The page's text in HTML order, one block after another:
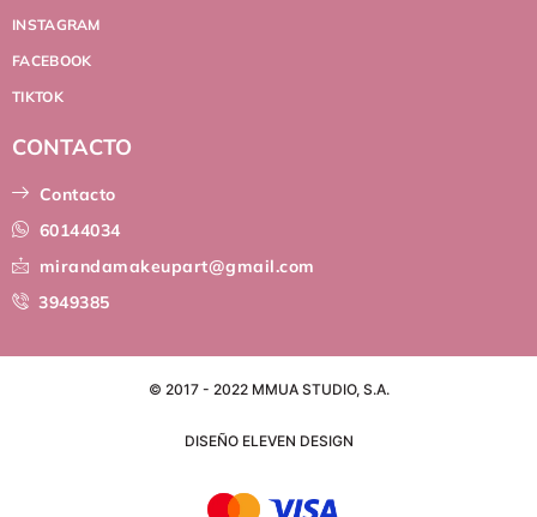
INSTAGRAM
FACEBOOK
TIKTOK
CONTACTO
Contacto
60144034
mirandamakeupart@gmail.com
3949385
© 2017 - 2022 MMUA STUDIO, S.A.
DISEÑO ELEVEN DESIGN